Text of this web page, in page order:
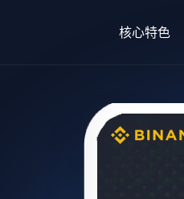
核心特色